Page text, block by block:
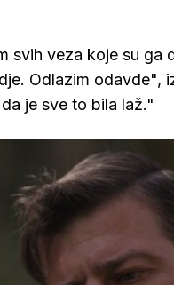
svih veza koje su ga
Odlazim odavde",
je sve to bila laž."